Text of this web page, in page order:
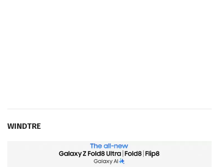
WINDTRE